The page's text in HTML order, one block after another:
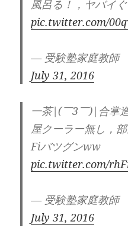
風呂る！，ヤバイ
pic.twitter.com/
— 受験塾家庭教師
July 31, 2016
一茶|(￣3￣)|合掌
屋クーラー無し，
Fiバツグンww
pic.twitter.com/
— 受験塾家庭教師
July 31, 2016